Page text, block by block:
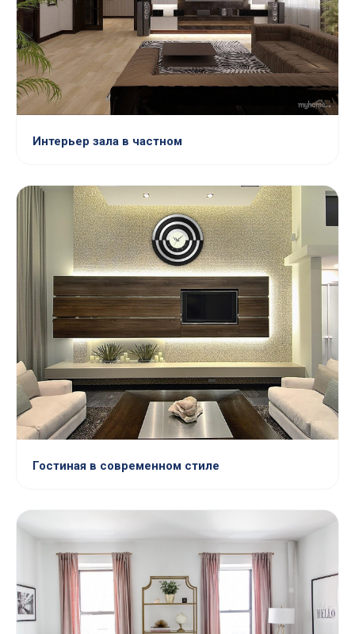
Интерьер зала в частном
Гостиная в современном стиле